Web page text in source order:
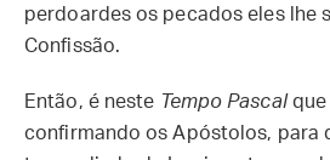
perdoardes os pecados eles lhe
Confissão.
Então, é neste Tempo Pascalque
confirmando os Apóstolos, para